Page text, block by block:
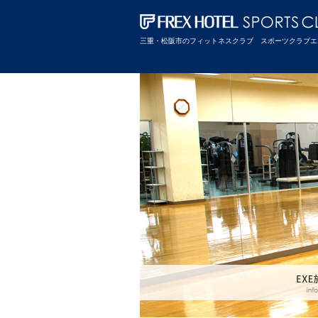
三重・松阪市のフィットネスクラブ スポーツクラブ